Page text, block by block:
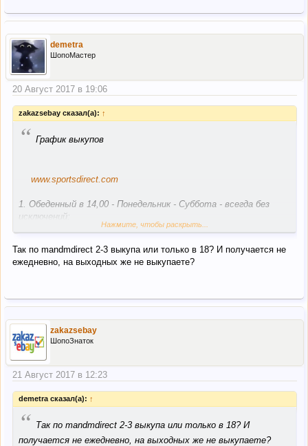
demetra
ШопоМастер
20 Август 2017 в 19:06
zakazsebay сказал(а): ↑
“ График выкупов
www.sportsdirect.com
1. Обеденный в 14,00 - Понедельник - Суббота - всегда без
исключений;
исключений.
www.mandmdirect.com
всегда без исключений.
Ежедневная отправка посылок Новой почтой и ИНТАЙМОМ.
Понедельник-Пятница 18.00
Напоминаем, что у нас:
Нажмите, чтобы раскрыть...
Так по mandmdirect 2-3 выкупа или только в 18? И получается не
ежедневно, на выходных же не выкупаете?
zakazsebay
ШопоЗнаток
21 Август 2017 в 12:23
demetra сказал(а): ↑
“ Так по mandmdirect 2-3 выкупа или только в 18? И
получается не ежедневно, на выходных же не выкупаете?